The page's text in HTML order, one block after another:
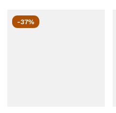
-37%